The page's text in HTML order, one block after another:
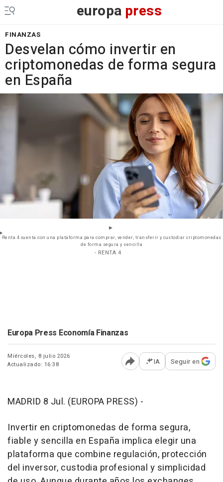
europa press
FINANZAS
Desvelan cómo invertir en
criptomonedas de forma segura
en España
Renta 4 cuenta con una plataforma para comprar, vender, transferir y custodiar criptomonedas
de forma segura y sencilla
- RENTA 4
Europa Press Economía Finanzas
Miércoles, 8 julio 2026
Actualizado: 16:38
Abrir opciones para
IA Seguir en
MADRID 8 Jul. (EUROPA PRESS) -
Invertir en criptomonedas de forma segura,
fiable y sencilla en España implica elegir una
plataforma que combine regulación, protección
del inversor, custodia profesional y simplicidad